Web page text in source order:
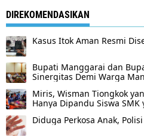
DIREKOMENDASIKAN
Kasus Itok Aman Resmi
Bupati Manggarai dan
Sinergitas Demi Warga
Miris, Wisman Tiongkok
Hanya Dipandu Siswa SMK
Diduga Perkosa Anak,